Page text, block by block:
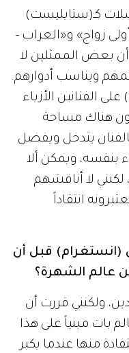
كـ(ستايليست)
زواج» و«العراب -
أن بعض الممثلين لا
ويناسب أدوارهم.
الفنانين الأزياء
هناك مساحة
يتدخل ويفضل
بنفسه، ويمكن ألا
لكنني لا أناقشهم
انتقاداً
قبل أن
عالم الشهرة؟
ولكنني قررت أن
بات مبنياً على هذا
منها عندما يكبر